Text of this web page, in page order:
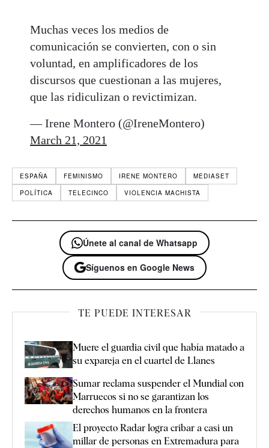
Muchas veces los medios de
comunicación se convierten, con o sin
voluntad, en amplificadores de los
discursos que cuestionan a las mujeres,
que las ridiculizan o revictimizan.
— Irene Montero (@IreneMontero)
March 21, 2021
ESPAÑA FEMINISMO IRENE MONTERO
MEDIASET
POLÍTICA
TELECINCO VIOLENCIA MACHISTA
Únete al canal de Whatsapp
Síguenos en Google News
TE PUEDE INTERESAR
Muere el guardia civil que había matado a
su expareja en el cuartel de Llanes
Sumar reclama suspender el Mundial con
Marruecos si no se garantizan los
derechos humanos en la frontera
El proyecto Radar logra cribar a casi un
millar de personas en Extremadura para